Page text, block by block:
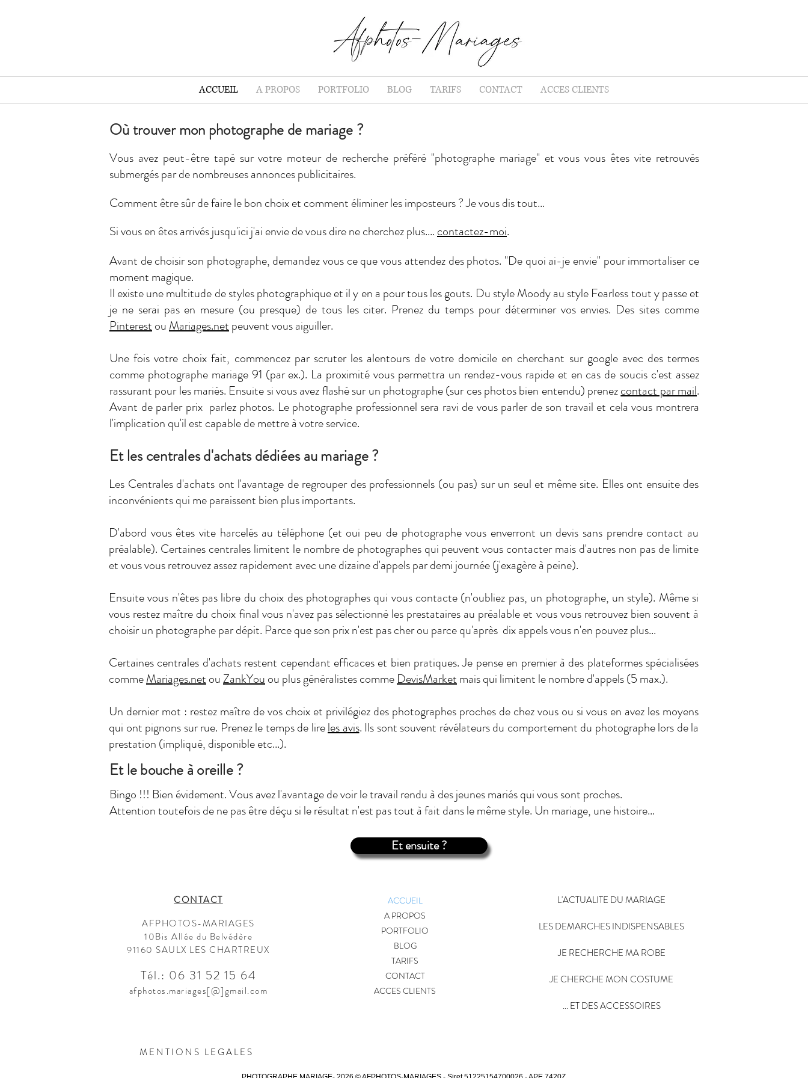
ACCUEIL A PROPOS PORTFOLIO BLOG TARIFS CONTACT ACCES CLIENTS
Où trouver mon photographe de mariage ?
Vous avez peut-être tapé sur votre moteur de recherche préféré "photographe mariage" et vous vous êtes vite retrouvés
submergés par de nombreuses annonces publicitaires.
Comment être sûr de faire le bon choix et comment éliminer les imposteurs ? Je vous dis tout...
Si vous en êtes arrivés jusqu'ici j'ai envie de vous dire ne cherchez plus....contactez-moi.
Avant de choisir son photographe, demandez vous ce que vous attendez des photos. "De quoi ai-je envie" pour immortaliser ce
moment magique.
Il existe une multitude de styles photographique et il y en a pour tous les gouts. Du style Moody au style Fearless tout y passe et
je ne serai pas en mesure (ou presque) de tous les citer. Prenez du temps pour déterminer vos envies. Des sites comme
PinterestouMariages.netpeuvent vous aiguiller.
Une fois votre choix fait, commencez par scruter les alentours de votre domicile en cherchant sur google avec des termes
comme photographe mariage 91 (par ex.). La proximité vous permettra un rendez-vous rapide et en cas de soucis c'est assez
rassurant pour les mariés. Ensuite si vous avez flashé sur un photographe (sur ces photos bien entendu) prenezcontact par mail.
Avant de parler prix parlez photos. Le photographe professionnel sera ravi de vous parler de son travail et cela vous montrera
l'implication qu'il est capable de mettre à votre service.
Et les centrales d'achats dédiées au mariage ?
Les Centrales d'achats ont l'avantage de regrouper des professionnels (ou pas) sur un seul et même site. Elles ont ensuite des
inconvénients qui me paraissent bien plus importants.
D'abord vous êtes vite harcelés au téléphone (et oui peu de photographe vous enverront un devis sans prendre contact au
préalable). Certaines centrales limitent le nombre de photographes qui peuvent vous contacter mais d'autres non pas de limite
et vous vous retrouvez assez rapidement avec une dizaine d'appels par demi journée (j'exagère à peine).
Ensuite vous n'êtes pas libre du choix des photographes qui vous contacte (n'oubliez pas, un photographe, un style). Même si
vous restez maître du choix final vous n'avez pas sélectionné les prestataires au préalable et vous vous retrouvez bien souvent à
choisir un photographe par dépit. Parce que son prix n'est pas cher ou parce qu'après dix appels vous n'en pouvez plus...
Certaines centrales d'achats restent cependant efficaces et bien pratiques. Je pense en premier à des plateformes spécialisées
commeMariages.netouZankYouou plus généralistes commeDevisMarketmais qui limitent le nombre d'appels (5 max.).
Un dernier mot : restez maître de vos choix et privilégiez des photographes proches de chez vous ou si vous en avez les moyens
qui ont pignons sur rue. Prenez le temps de lireles avis. Ils sont souvent révélateurs du comportement du photographe lors de la
prestation (impliqué, disponible etc...).
Et le bouche àoreille?
Bingo !!! Bien évidement. Vous avez l'avantage de voir le travail rendu à des jeunes mariés qui vous sont proches.
Attention toutefois de ne pas être déçu si lerésultat n'est pas tout à fait dans le même style. Un mariage, une histoire...
Et ensuite ?
CONTACT
AFPHOTOS-MARIAGES
10Bis Allée du Belvédère
91160 SAULX LES CHARTREUX
Tél.: 06 31 52 15 64
afphotos.mariages[@]gmail.com
ACCUEIL
A PROPOS
PORTFOLIO
BLOG
TARIFS
CONTACT
ACCES CLIENTS
L'ACTUALITE DU MARIAGE
LES DEMARCHES INDISPENSABLES
JE RECHERCHE MA ROBE
JE CHERCHE MON COSTUME
... ET DES ACCESSOIRES
MENTIONS LEGALES